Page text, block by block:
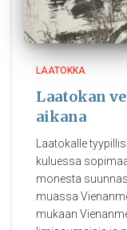
LAATOKKA
Laatokan
aikana
Laatokalle
kuluessa
monesta
muassa
mukaan